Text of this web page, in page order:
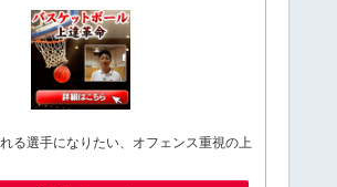
る選手になりたい、オフェンス重視の上